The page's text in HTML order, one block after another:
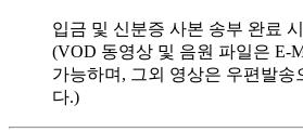
입금 및 신분증 사본 송부 완료
(VOD 동영상 및 음원 파일은 E-
가능하며, 그외 영상은 우편발송
다.)